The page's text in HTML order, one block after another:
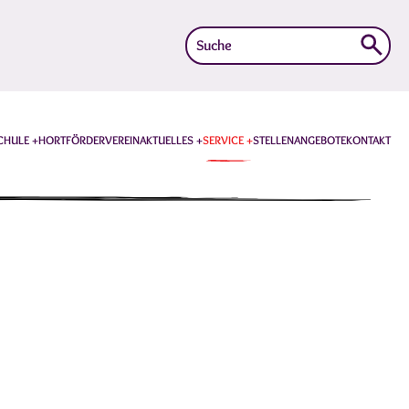
Suche
nach:
HORTFÖRDERVEREINAKTUELLES SERVICE STELLENANGEBOTEKONTAKT